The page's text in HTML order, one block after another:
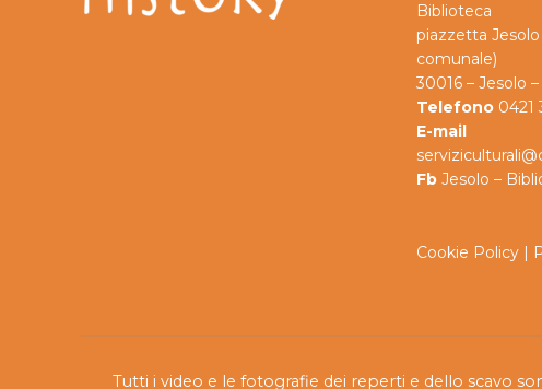
Biblioteca
piazzetta
comunale)
30016 – Jesolo
Telefono0421
E-mail
Fb Jesolo –
Cookie Policy|
Tutti i video e le fotografie dei reperti e dello scavo